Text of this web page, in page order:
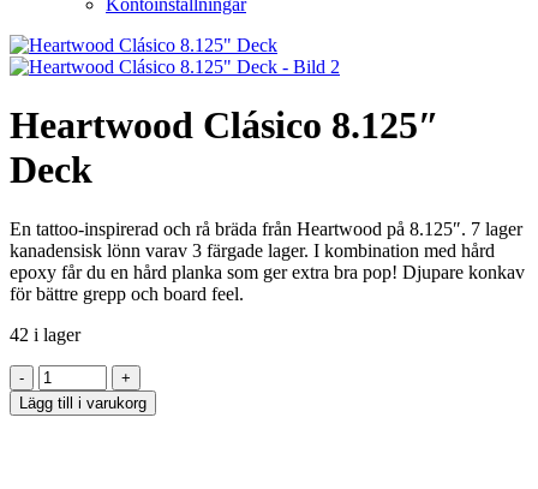
Kontoinställningar
Heartwood Clásico 8.125″
Deck
En tattoo-inspirerad och rå bräda från Heartwood på 8.125″. 7 lager
kanadensisk lönn varav 3 färgade lager. I kombination med hård
epoxy får du en hård planka som ger extra bra pop! Djupare konkav
för bättre grepp och board feel.
42 i lager
Lägg till i varukorg